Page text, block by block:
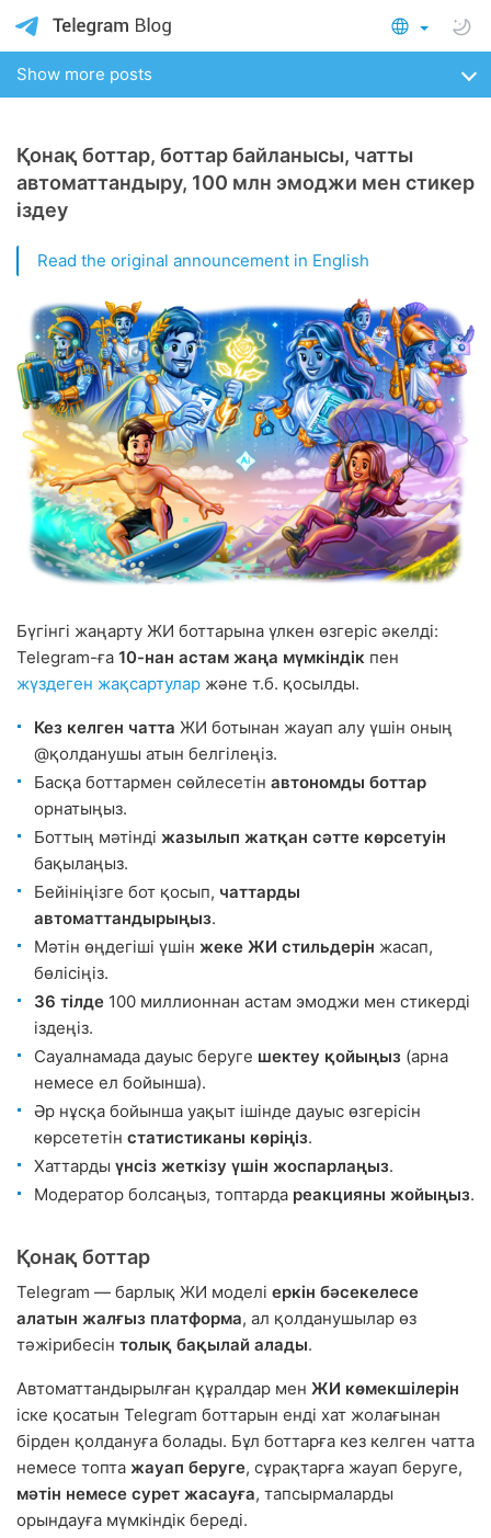
Show more posts
Қонақ боттар, боттар байланысы, чатты
автоматтандыру, 100 млн эмоджи мен стикер
іздеу
Read the original announcement in English
Бүгінгі жаңарту ЖИ боттарына үлкен өзгеріс әкелді:
Telegram-ға 10-нан астам жаңа мүмкіндік пен
жүздеген жақсартулар және т.б. қосылды.
Кез келген чатта ЖИ ботынан жауап алу үшін оның
@қолданушы атын белгілеңіз.
Басқа боттармен сөйлесетін автономды боттар
орнатыңыз.
Боттың мәтінді жазылып жатқан сәтте көрсетуін
бақылаңыз.
Бейініңізге бот қосып, чаттарды
автоматтандырыңыз.
Мәтін өңдегіші үшін жеке ЖИ стильдерін жасап,
бөлісіңіз.
36 тілде 100 миллионнан астам эмоджи мен стикерді
іздеңіз.
Сауалнамада дауыс беруге шектеу қойыңыз (арна
немесе ел бойынша).
Әр нұсқа бойынша уақыт ішінде дауыс өзгерісін
көрсететін статистиканы көріңіз.
Хаттарды үнсіз жеткізу үшін жоспарлаңыз.
Модератор болсаңыз, топтарда реакцияны жойыңыз.
Қонақ боттар
Telegram — барлық ЖИ моделі еркін бәсекелесе
алатын жалғыз платформа, ал қолданушылар өз
тәжірибесін толық бақылай алады.
Автоматтандырылған құралдар мен ЖИ көмекшілерін
іске қосатын Telegram боттарын енді хат жолағынан
бірден қолдануға болады. Бұл боттарға кез келген чатта
немесе топта жауап беруге, сұрақтарға жауап беруге,
мәтін немесе сурет жасауға, тапсырмаларды
орындауға мүмкіндік береді.